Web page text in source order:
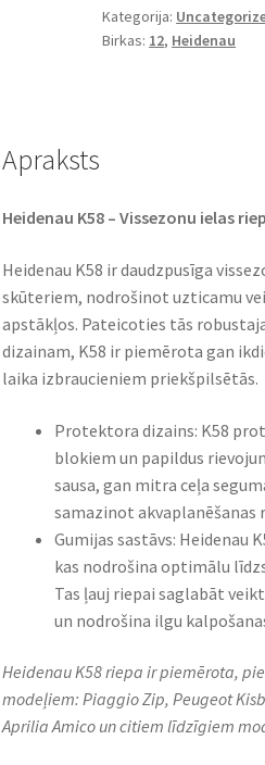
90/90
-
Kategorija:
Birkas: 12, Heidenau
Apraksts
Heidenau K58 – Vissezonu ielas
Heidenau K58 ir daudzpusīga
skūteriem, nodrošinot uzticamu
apstākļos. Pateicoties tās
dizainam, K58 ir piemērota gan
laika izbraucieniem priekšpilsētās.
Protektora dizains: K58
blokiem un papildus
sausa, gan mitra ceļa
samazinot akvaplanēšanas
Gumijas sastāvs: Heidenau
kas nodrošina optimālu
Tas ļauj riepai saglabāt
un nodrošina ilgu
Heidenau K58 riepa ir piemērota,
modeļiem: Piaggio Zip, Peugeot
Aprilia Amico un citiem līdzīgiem